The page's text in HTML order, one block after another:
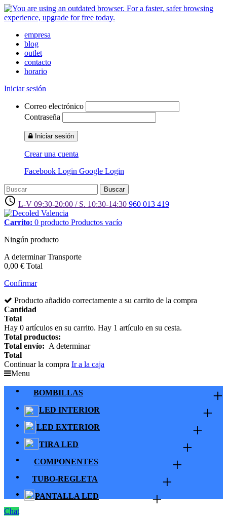
empresa
blog
outlet
contacto
horario
Iniciar sesión
Correo electrónico
Contraseña
Iniciar sesión
Crear una cuenta
Facebook Login Google Login
Buscar
access_time L-V 09:30-20:00 / S. 10:30-14:30 960 013 419
Carrito: 0 producto Productos vacío
Ningún producto
A determinarTransporte
0,00 € Total
Confirmar
Producto añadido correctamente a su carrito de la compra
Cantidad
Total
Hay 0 artículos en su carrito. Hay 1 artículo en su cesta.
Total productos:
Total envío: A determinar
Total
Continuar la compra Ir a la caja
Menu
BOMBILLAS +
LED INTERIOR +
LED EXTERIOR +
TIRA LED +
COMPONENTES +
TUBO-REGLETA +
PANTALLA LED +
Chat